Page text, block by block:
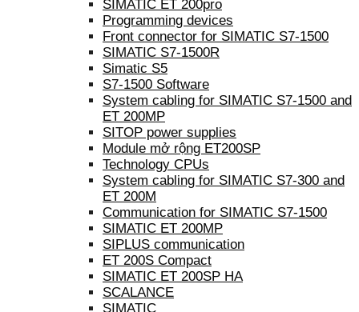
SIMATIC ET 200pro
Programming devices
Front connector for SIMATIC S7-1500
SIMATIC S7-1500R
Simatic S5
S7-1500 Software
System cabling for SIMATIC S7-1500 and
ET 200MP
SITOP power supplies
Module mở rộng ET200SP
Technology CPUs
System cabling for SIMATIC S7-300 and
ET 200M
Communication for SIMATIC S7-1500
SIMATIC ET 200MP
SIPLUS communication
ET 200S Compact
SIMATIC ET 200SP HA
SCALANCE
SIMATIC